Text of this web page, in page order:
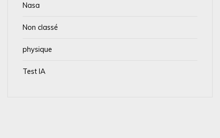
Nasa
Non classé
physique
Test IA